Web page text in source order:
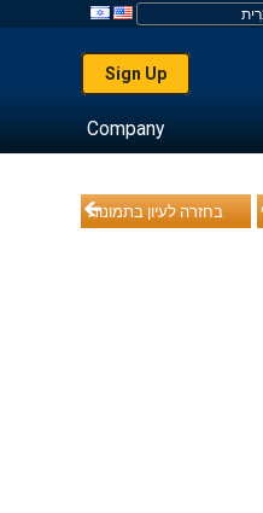
Sign Up
Company
בחזרה לעיון בתמונות